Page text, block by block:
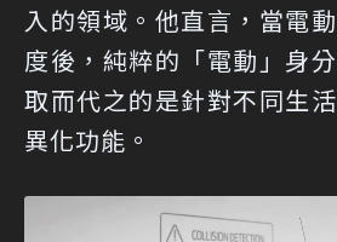
入的領域。他直言，當電
度後，純粹的「電動」身
取而代之的是針對不同生
異化功能。